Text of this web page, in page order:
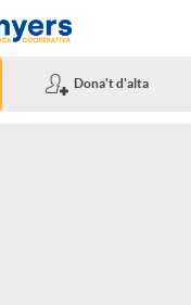
Dona't d'alta